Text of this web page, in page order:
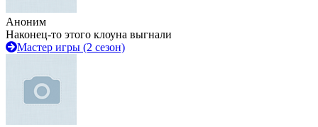
Аноним
Наконец-то этого клоуна выгнали
Мастер игры (2 сезон)